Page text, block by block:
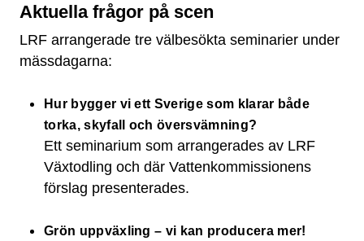
Aktuella frågor på scen
LRF arrangerade tre välbesökta seminarier under
mässdagarna:
Hur bygger vi ett Sverige som klarar både
torka, skyfall och översvämning?
Ett seminarium som arrangerades av LRF
Växtodling och där Vattenkommissionens
förslag presenterades.
Grön uppväxling – vi kan producera mer!